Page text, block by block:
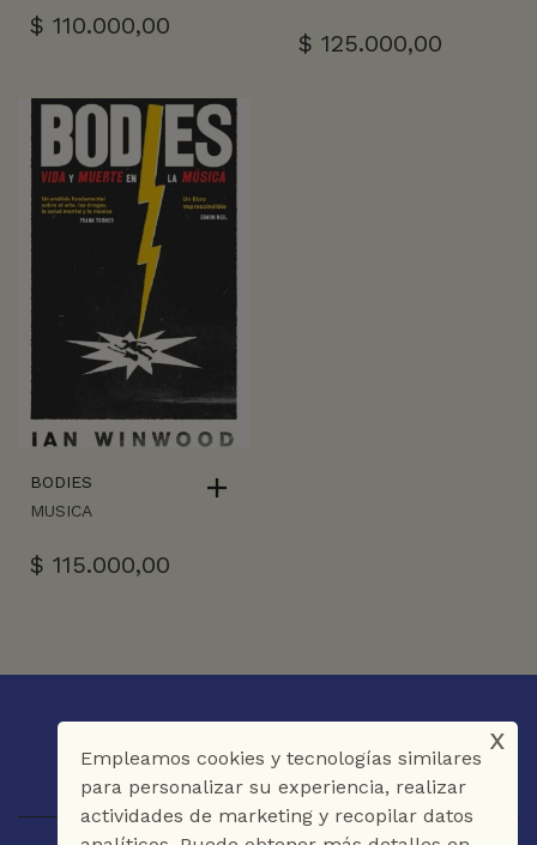
$ 110.000,00
$ 125.000,00
BODIES
MUSICA
$ 115.000,00
Empleamos cookies y tecnologías similares
para personalizar su experiencia, realizar
actividades de marketing y recopilar datos
x